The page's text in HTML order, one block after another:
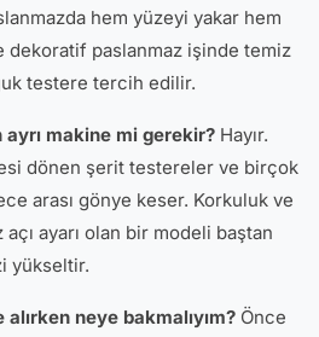
hem yüzeyi yakar hem
dekoratif paslanmaz işinde temiz
testere tercih edilir.
ayrı makine mi gerekir? Hayır.
dönen şerit testereler ve birçok
arası gönye keser. Korkuluk ve
ayarı olan bir modeli baştan
yükseltir.
neye bakmalıyım? Önce